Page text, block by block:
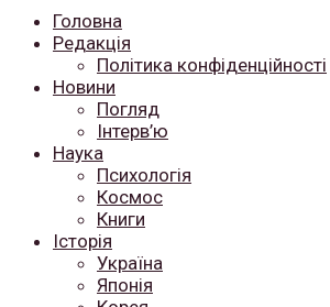
Головна
Редакція
Політика конфіденційності
Новини
Погляд
Інтерв’ю
Наука
Психологія
Космос
Книги
Історія
Україна
Японія